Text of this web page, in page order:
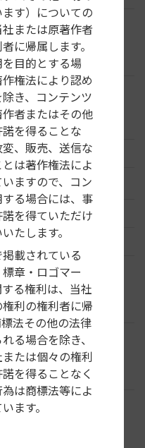
す）についての
または原著作者
に帰属します。
目的とする場
権法により認め
き、コンテンツ
者またはその他
を得ることな
変、販売、送信な
は著作権法によ
ますので、コン
る場合には、事
を得ていただけ
たします。
載されている
章・ロゴマー
る権利は、当社
権利の権利者に帰
法その他の法律
る場合を除き、
たは個々の権利
を得ることなく
は商標法等によ
ます。